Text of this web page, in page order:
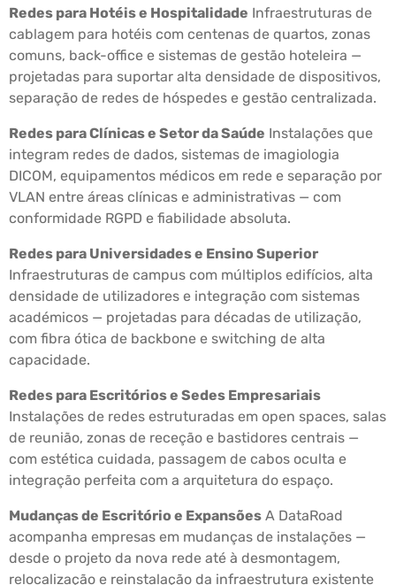
Redes para Hotéis e Hospitalidade Infraestruturas de
cablagem para hotéis com centenas de quartos, zonas
comuns, back-office e sistemas de gestão hoteleira —
projetadas para suportar alta densidade de dispositivos,
separação de redes de hóspedes e gestão centralizada.
Redes para Clínicas e Setor da Saúde Instalações que
integram redes de dados, sistemas de imagiologia
DICOM, equipamentos médicos em rede e separação por
VLAN entre áreas clínicas e administrativas — com
conformidade RGPD e fiabilidade absoluta.
Redes para Universidades e Ensino Superior
Infraestruturas de campus com múltiplos edifícios, alta
densidade de utilizadores e integração com sistemas
académicos — projetadas para décadas de utilização,
com fibra ótica de backbone e switching de alta
capacidade.
Redes para Escritórios e Sedes Empresariais
Instalações de redes estruturadas em open spaces, salas
de reunião, zonas de receção e bastidores centrais —
com estética cuidada, passagem de cabos oculta e
integração perfeita com a arquitetura do espaço.
Mudanças de Escritório e Expansões A DataRoad
acompanha empresas em mudanças de instalações —
desde o projeto da nova rede até à desmontagem,
relocalização e reinstalação da infraestrutura existente